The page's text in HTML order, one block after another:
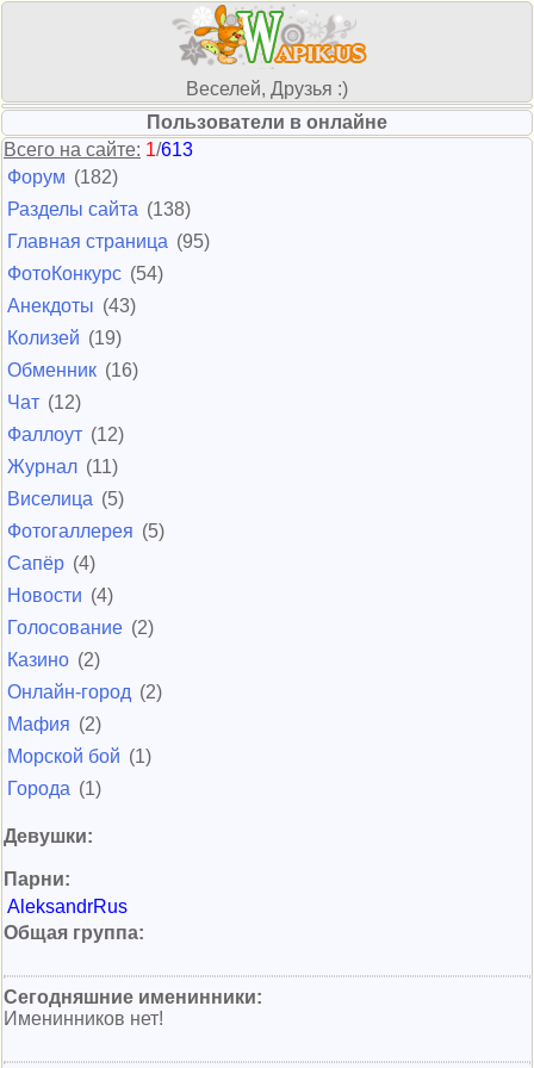
Веселей, Друзья :)
Пользователи в онлайне
Всего на сайте: 1/613
Форум (182)
Разделы сайта (138)
Главная страница (95)
ФотоКонкурс (54)
Анекдоты (43)
Колизей (19)
Обменник (16)
Чат (12)
Фаллоут (12)
Журнал (11)
Виселица (5)
Фотогаллерея (5)
Сапёр (4)
Новости (4)
Голосование (2)
Казино (2)
Онлайн-город (2)
Мафия (2)
Морской бой (1)
Города (1)
Девушки:
Парни:
AleksandrRus
Общая группа:
Сегодняшние именинники:
Именинников нет!